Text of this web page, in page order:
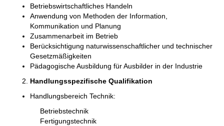
Betriebswirtschaftliches Handeln
Anwendung von Methoden der Information,
Kommunikation und Planung
Zusammenarbeit im Betrieb
Berücksichtigung naturwissenschaftlicher und technischer
Gesetzmäßigkeiten
Pädagogische Ausbildung für Ausbilder in der Industrie
Handlungsspezifische Qualifikation
Handlungsbereich Technik:
Betriebstechnik
Fertigungstechnik